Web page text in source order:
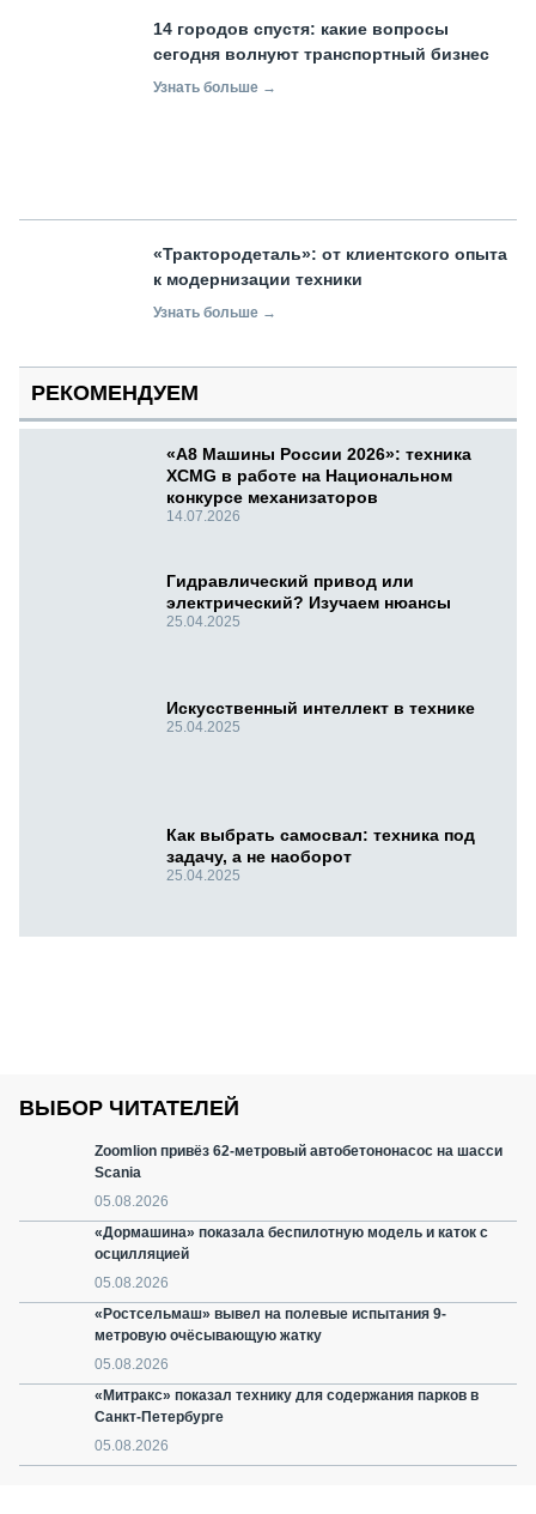
14 городов спустя: какие вопросы
сегодня волнуют транспортный бизнес
Узнать больше →
«Трактородеталь»: от клиентского опыта
к модернизации техники
Узнать больше →
РЕКОМЕНДУЕМ
«А8 Машины России 2026»: техника
XCMG в работе на Национальном
конкурсе механизаторов
14.07.2026
Гидравлический привод или
электрический? Изучаем нюансы
25.04.2025
Искусственный интеллект в технике
25.04.2025
Как выбрать самосвал: техника под
задачу, а не наоборот
25.04.2025
ВЫБОР ЧИТАТЕЛЕЙ
Zoomlion привёз 62-метровый автобетононасос на шасси
Scania
05.08.2026
«Дормашина» показала беспилотную модель и каток с
осцилляцией
05.08.2026
«Ростсельмаш» вывел на полевые испытания 9-
метровую очёсывающую жатку
05.08.2026
«Митракс» показал технику для содержания парков в
Санкт-Петербурге
05.08.2026